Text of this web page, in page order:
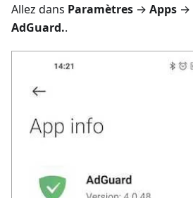
Allez dans Paramètres → Apps →
AdGuard..